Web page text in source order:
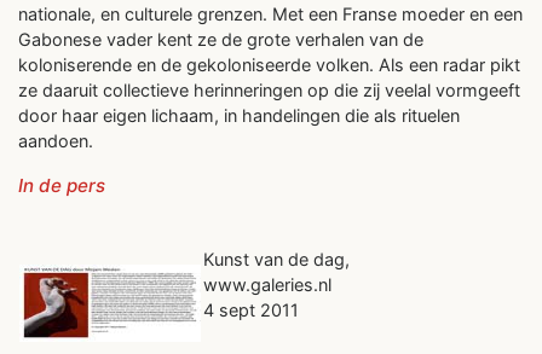
nationale, en culturele grenzen. Met een Franse moeder en een
Gabonese vader kent ze de grote verhalen van de
koloniserende en de gekoloniseerde volken. Als een radar pikt
ze daaruit collectieve herinneringen op die zij veelal vormgeeft
door haar eigen lichaam, in handelingen die als rituelen
aandoen.
In de pers
Kunst van de dag,
www.galeries.nl
4 sept 2011